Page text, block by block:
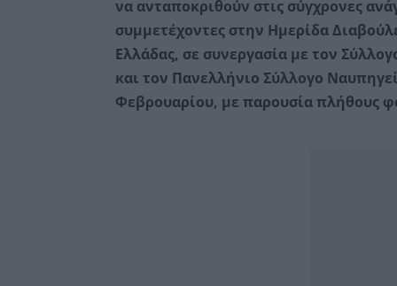
να ανταποκριθούν στις σύγχρονες
συμμετέχοντες στην Ημερίδα
Ελλάδας, σε συνεργασία με τον
και τον Πανελλήνιο Σύλλογο
Φεβρουαρίου, με παρουσία πλήθους